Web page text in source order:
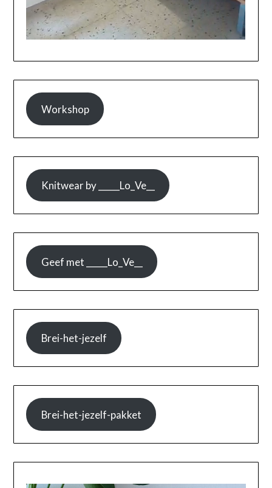
Workshop
Knitwear by _____Lo_Ve__
Geef met _____Lo_Ve__
Brei-het-jezelf
Brei-het-jezelf-pakket